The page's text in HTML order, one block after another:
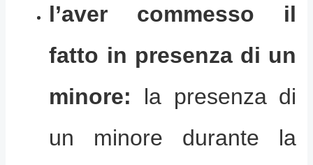
l’aver commesso il
fatto in presenza di un
minore: la presenza di
un minore durante la